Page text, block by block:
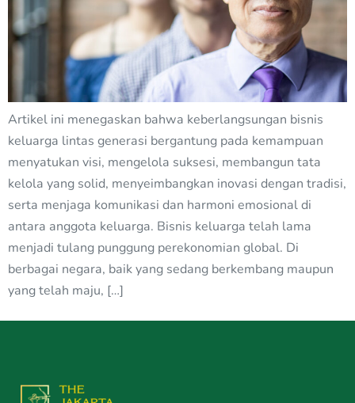
Artikel ini menegaskan bahwa keberlangsungan bisnis
keluarga lintas generasi bergantung pada kemampuan
menyatukan visi, mengelola suksesi, membangun tata
kelola yang solid, menyeimbangkan inovasi dengan tradisi,
serta menjaga komunikasi dan harmoni emosional di
antara anggota keluarga. Bisnis keluarga telah lama
menjadi tulang punggung perekonomian global. Di
berbagai negara, baik yang sedang berkembang maupun
yang telah maju, […]